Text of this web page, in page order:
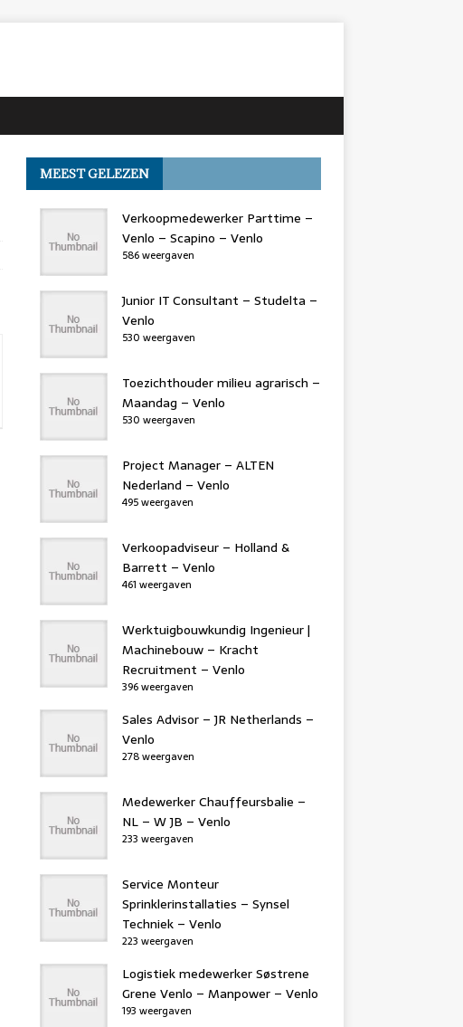
MEEST GELEZEN
Verkoopmedewerker Parttime –
Venlo – Scapino – Venlo
586 weergaven
Junior IT Consultant – Studelta –
Venlo
530 weergaven
Toezichthouder milieu agrarisch –
Maandag – Venlo
530 weergaven
Project Manager – ALTEN
Nederland – Venlo
495 weergaven
Verkoopadviseur – Holland &
Barrett – Venlo
461 weergaven
Werktuigbouwkundig Ingenieur |
Machinebouw – Kracht
Recruitment – Venlo
396 weergaven
Sales Advisor – JR Netherlands –
Venlo
278 weergaven
Medewerker Chauffeursbalie –
NL – W JB – Venlo
233 weergaven
Service Monteur
Sprinklerinstallaties – Synsel
Techniek – Venlo
223 weergaven
Logistiek medewerker Søstrene
Grene Venlo – Manpower – Venlo
193 weergaven